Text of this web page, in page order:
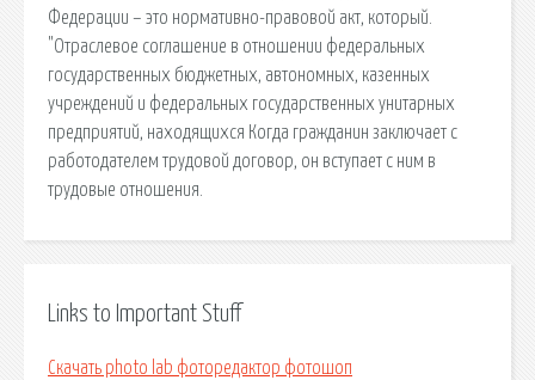
Федерации – это нормативно-правовой акт, который.
"Отраслевое соглашение в отношении федеральных
государственных бюджетных, автономных, казенных
учреждений и федеральных государственных унитарных
предприятий, находящихся Когда гражданин заключает с
работодателем трудовой договор, он вступает с ним в
трудовые отношения.
Links to Important Stuff
Скачать photo lab фоторедактор фотошоп